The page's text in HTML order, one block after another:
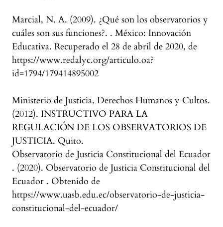
Marcial, N. A. (2009). ¿Qué son los observatorios y
cuáles son sus funciones?. . México: Innovación
Educativa. Recuperado el 28 de abril de 2020, de
https://www.redalyc.org/articulo.oa?
id=1794/179414895002
Ministerio de Justicia, Derechos Humanos y Cultos.
(2012). INSTRUCTIVO PARA LA
REGULACIÓN DE LOS OBSERVATORIOS DE
JUSTICIA. Quito.
Observatorio de Justicia Constitucional del Ecuador
. (2020). Observatorio de Justicia Constitucional del
Ecuador . Obtenido de
https://www.uasb.edu.ec/observatorio-de-justicia-
constitucional-del-ecuador/